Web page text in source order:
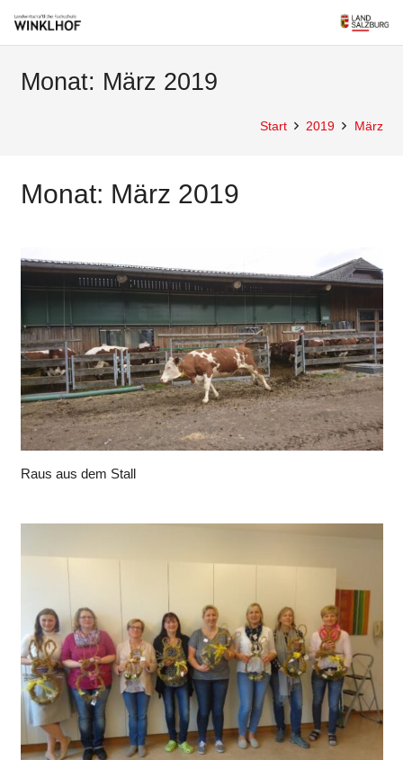
Monat: März 2019
Start 2019 März
Monat: März 2019
Raus aus dem Stall